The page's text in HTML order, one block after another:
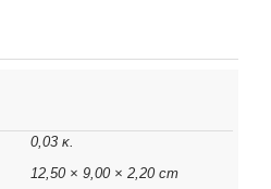
0,03 κ.
12,50 × 9,00 × 2,20 cm